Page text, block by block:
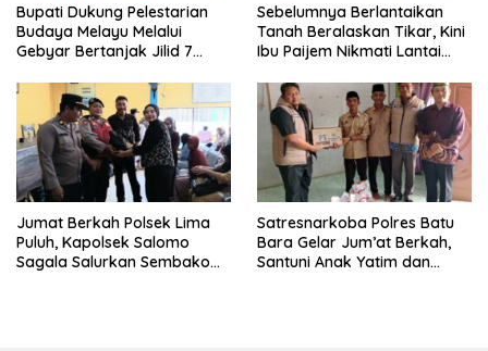
Bupati Dukung Pelestarian
Budaya Melayu Melalui
Gebyar Bertanjak Jilid 7
Sebelumnya Berlantaikan
Tanah Beralaskan Tikar, Kini
Ibu Paijem Nikmati Lantai
Satgas TMMD Ke-129 Kodim
0208/Asahan
Jumat Berkah Polsek Lima
Puluh, Kapolsek Salomo
Sagala Salurkan Sembako
Satresnarkoba Polres Batu
Bara Gelar Jum’at Berkah,
Santuni Anak Yatim dan